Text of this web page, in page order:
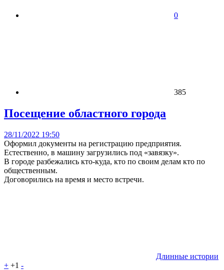
0
385
Посещение областного города
28/11/2022 19:50
Оформил документы на регистрацию предприятия.
Естественно, в машину загрузились под «завязку».
В городе разбежались кто-куда, кто по своим делам кто по
общественным.
Договорились на время и место встречи.
Длинные истории
+ +1 -